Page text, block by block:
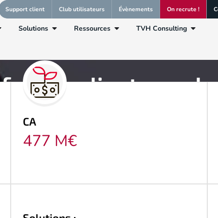
Support client Club utilisateurs Évènements On recrute !
Solutions Ressources TVH Consulting
client avec
Wstore atteind son
CA
477 M€